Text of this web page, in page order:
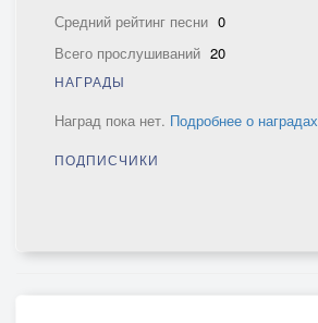
Средний рейтинг песни 0
Всего прослушиваний 20
НАГРАДЫ
Наград пока нет. Подробнее о наградах
ПОДПИСЧИКИ